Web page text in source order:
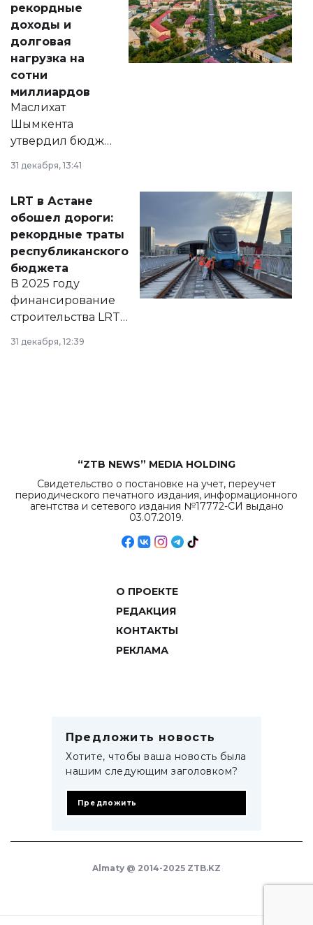
рекордные
доходы и
долговая
нагрузка на
сотни
миллиардов
Маслихат
Шымкента
утвердил бюджет
города на 2026–
2028 годы.
документ
появился в базе
нормативных
правовых актов и
на сайте маслихат
города.
31 декабря, 13:41
LRT в Астане
обошел дороги:
рекордные траты
республиканского
бюджета
В 2025 году
финансирование
строительства LRT
в Астане из
республиканского
31 декабря, 12:39
“ZTB NEWS” MEDIA HOLDING
Свидетельство о постановке на учет, переучет
периодического печатного издания, информационного
агентства и сетевого издания №17772-СИ выдано
03.07.2019.
О ПРОЕКТЕ
РЕДАКЦИЯ
КОНТАКТЫ
РЕКЛАМА
Предложить новость
Хотите, чтобы ваша новость была
нашим следующим заголовком?
Предложить
Almaty @ 2014-2025 ZTB.KZ